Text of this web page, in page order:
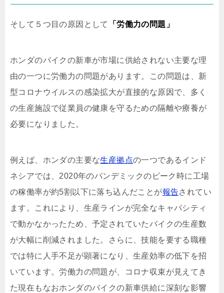
そして５つ目の原因として 「労働力の問題」
ホンダのバイクの新車が市場に供給されない主要な理
由の一つに労働力の問題があります。この問題は、新
型コロナウイルスの感染拡大が直接的な原因で、多く
の生産施設で従業員の健康を守るための隔離や療養が
必要になりました。
例えば、ホンダの主要な生産拠点の一つであるインド
ネシアでは、2020年のパンデミックのピーク時に工場
の稼働率が約5割以下に落ち込んだことが報告されてい
ます。これにより、生産ラインが完全なキャパシティ
で動かなかったため、予定されていたバイクの生産数
が大幅に削減されました。さらに、技能を要する職種
では特に人手不足が顕著になり、生産効率の低下を招
いています。労働力の問題が、コロナ収束が見えてき
た現在もなおホンダのバイクの新車供給に深刻な影響